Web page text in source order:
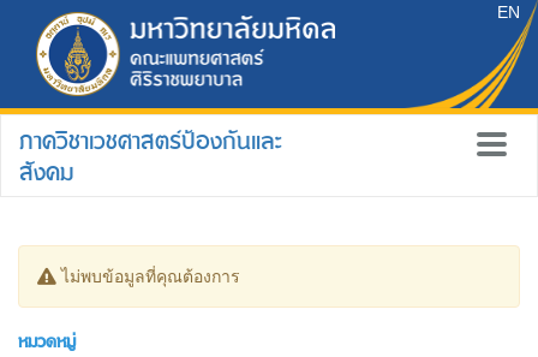
EN
ภาควิชาเวชศาสตร์ป้องกันและ
สังคม
ไม่พบข้อมูลที่คุณต้องการ
หมวดหมู่